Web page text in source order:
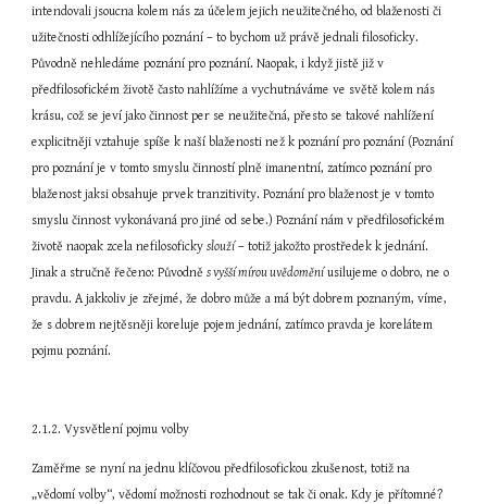
intendovali jsoucna kolem nás za účelem jejich neužitečného, od blaženosti či
užitečnosti odhlížejícího poznání – to bychom už právě jednali filosoficky.
Původně nehledáme poznání pro poznání. Naopak, i když jistě již v
předfilosofickém životě často nahlížíme a vychutnáváme ve světě kolem nás
krásu, což se jeví jako činnost per se neužitečná, přesto se takové nahlížení
explicitněji vztahuje spíše k naší blaženosti než k poznání pro poznání (Poznání
pro poznání je v tomto smyslu činností plně imanentní, zatímco poznání pro
blaženost jaksi obsahuje prvek tranzitivity. Poznání pro blaženost je v tomto
smyslu činnost vykonávaná pro jiné od sebe.) Poznání nám v předfilosofickém
životě naopak zcela nefilosoficky slouží – totiž jakožto prostředek k jednání.
Jinak a stručně řečeno: Původně s vyšší mírou uvědomění usilujeme o dobro, ne o
pravdu. A jakkoliv je zřejmé, že dobro může a má být dobrem poznaným, víme,
že s dobrem nejtěsněji koreluje pojem jednání, zatímco pravda je korelátem
pojmu poznání.
2.1.2. Vysvětlení pojmu volby
Zaměřme se nyní na jednu klíčovou předfilosofickou zkušenost, totiž na
„vědomí volby“, vědomí možnosti rozhodnout se tak či onak. Kdy je přítomné?